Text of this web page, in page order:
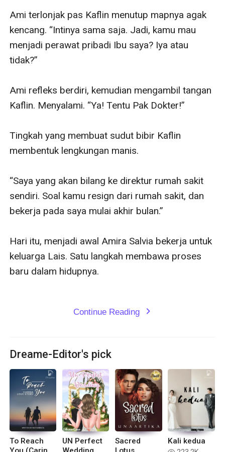
Continue Reading expand_more
Dreame-Editor's pick
To Reach
UN Perfect
Sacred
Kali kedua